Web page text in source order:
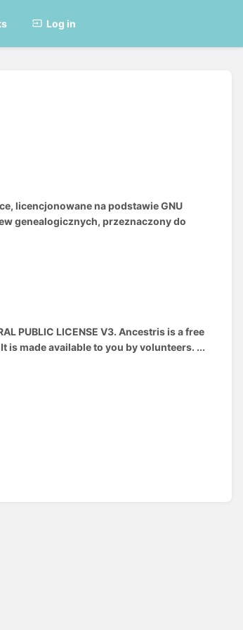
Log in
licencjonowane na podstawie GNU
genealogicznych, przeznaczony do
PUBLIC LICENSE V3. Ancestris is a free
made available to you by volunteers. ...